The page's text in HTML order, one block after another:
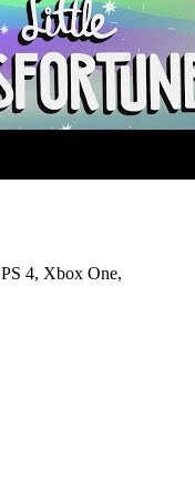
4, Xbox One,